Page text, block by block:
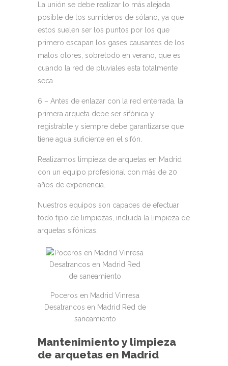
La unión se debe realizar lo más alejada
posible de los sumideros de sótano, ya que
estos suelen ser los puntos por los que
primero escapan los gases causantes de los
malos olores, sobretodo en verano, que es
cuando la red de pluviales esta totalmente
seca.
6 – Antes de enlazar con la red enterrada, la
primera arqueta debe ser sifónica y
registrable y siempre debe garantizarse que
tiene agua suficiente en el sifón.
Realizamos limpieza de arquetas en Madrid
con un equipo profesional con más de 20
años de experiencia.
Nuestros equipos son capaces de efectuar
todo tipo de limpiezas, incluida la limpieza de
arquetas sifónicas.
Poceros en Madrid Vinresa
Desatrancos en Madrid Red de
saneamiento
Mantenimiento y limpieza
de arquetas en Madrid